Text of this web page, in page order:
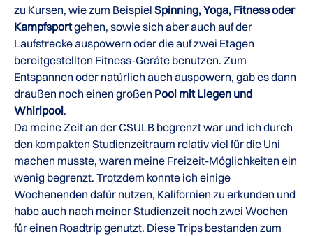
zu Kursen, wie zum Beispiel Spinning, Yoga, Fitness oder
Kampfsportgehen, sowie sich aber auch auf der
Laufstrecke auspowern oder die auf zwei Etagen
bereitgestellten Fitness-Geräte benutzen. Zum
Entspannen oder natürlich auch auspowern, gab es dann
draußen noch einen großen Pool mit Liegen und
Whirlpool.
Da meine Zeit an der CSULB begrenzt war und ich durch
den kompakten Studienzeitraum relativ viel für die Uni
machen musste, waren meine Freizeit-Möglichkeiten ein
wenig begrenzt. Trotzdem konnte ich einige
Wochenenden dafür nutzen, Kalifornien zu erkunden und
habe auch nach meiner Studienzeit noch zwei Wochen
für einen Roadtrip genutzt. Diese Trips bestanden zum